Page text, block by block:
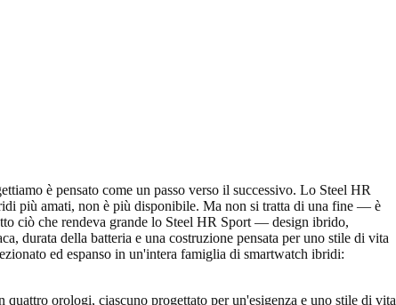
è pensato come un passo verso il successivo. Lo Steel HR
più amati, non è più disponibile. Ma non si tratta di una fine — è
ciò che rendeva grande lo Steel HR Sport — design ibrido,
durata della batteria e una costruzione pensata per uno stile di vita
ed espanso in un'intera famiglia di smartwatch ibridi:
orologi, ciascuno progettato per un'esigenza e uno stile di vita